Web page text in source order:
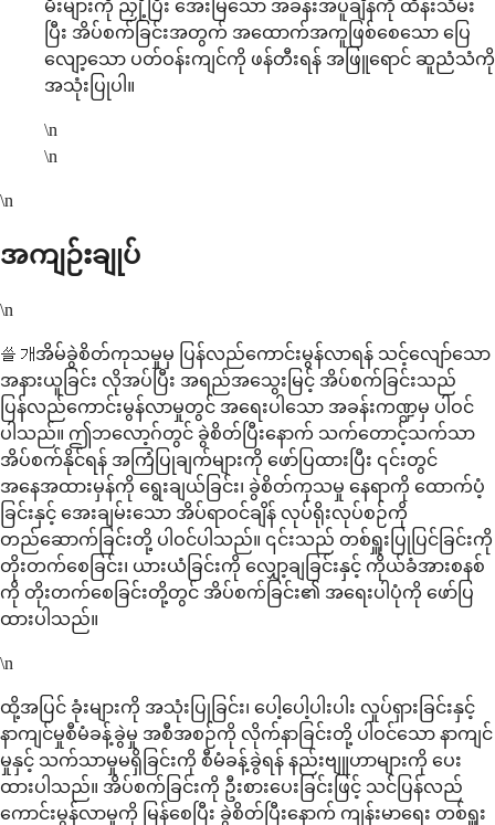
မီးများကို ညှို့ပြီး အေးမြသော အခန်းအပူချိန်ကို ထိန်းသိမ်း
ပြီး အိပ်စက်ခြင်းအတွက် အထောက်အကူဖြစ်စေသော ပြေ
လျော့သော ပတ်ဝန်းကျင်ကို ဖန်တီးရန် အဖြူရောင် ဆူညံသံကို
အသုံးပြုပါ။
\n
\n
\n
အကျဉ်းချုပ်
\n
쓸개အိမ်ခွဲစိတ်ကုသမှုမှ ပြန်လည်ကောင်းမွန်လာရန် သင့်လျော်သော
အနားယူခြင်း လိုအပ်ပြီး အရည်အသွေးမြင့် အိပ်စက်ခြင်းသည်
ပြန်လည်ကောင်းမွန်လာမှုတွင် အရေးပါသော အခန်းကဏ္ဍမှ ပါဝင်
ပါသည်။ ဤဘလော့ဂ်တွင် ခွဲစိတ်ပြီးနောက် သက်တောင့်သက်သာ
အိပ်စက်နိုင်ရန် အကြံပြုချက်များကို ဖော်ပြထားပြီး ၎င်းတွင်
အနေအထားမှန်ကို ရွေးချယ်ခြင်း၊ ခွဲစိတ်ကုသမှု နေရာကို ထောက်ပံ့
ခြင်းနှင့် အေးချမ်းသော အိပ်ရာဝင်ချိန် လုပ်ရိုးလုပ်စဉ်ကို
တည်ဆောက်ခြင်းတို့ ပါဝင်ပါသည်။ ၎င်းသည် တစ်ရှူးပြုပြင်ခြင်းကို
တိုးတက်စေခြင်း၊ ယားယံခြင်းကို လျှော့ချခြင်းနှင့် ကိုယ်ခံအားစနစ်
ကို တိုးတက်စေခြင်းတို့တွင် အိပ်စက်ခြင်း၏ အရေးပါပုံကို ဖော်ပြ
ထားပါသည်။
\n
ထို့အပြင် ခုံးများကို အသုံးပြုခြင်း၊ ပေါ့ပေါ့ပါးပါး လှုပ်ရှားခြင်းနှင့်
နာကျင်မှုစီမံခန့်ခွဲမှု အစီအစဉ်ကို လိုက်နာခြင်းတို့ ပါဝင်သော နာကျင်
မှုနှင့် သက်သာမှုမရှိခြင်းကို စီမံခန့်ခွဲရန် နည်းဗျူဟာများကို ပေး
ထားပါသည်။ အိပ်စက်ခြင်းကို ဦးစားပေးခြင်းဖြင့် သင်ပြန်လည်
ကောင်းမွန်လာမှုကို မြန်စေပြီး ခွဲစိတ်ပြီးနောက် ကျန်းမာရေး တစ်ရှူး